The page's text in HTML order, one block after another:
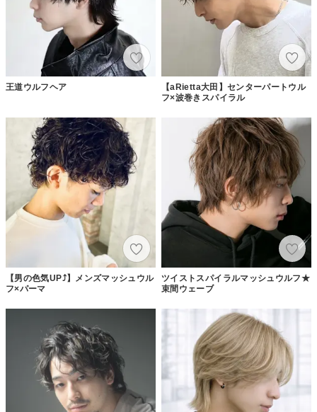
王道ウルフヘア
【aRietta大田】センターパートウル
フ×波巻きスパイラル
【男の色気UP⤴】メンズマッシュウル
フ×パーマ
ツイストスパイラルマッシュウルフ★
束間ウェーブ